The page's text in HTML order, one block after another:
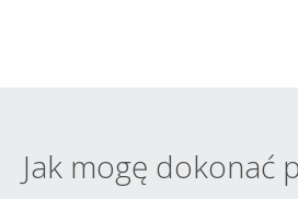
Jak mogę dokonać